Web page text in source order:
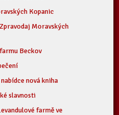
Kopanic
Moravských
Beckov
nová kniha
slavnosti
farmě ve